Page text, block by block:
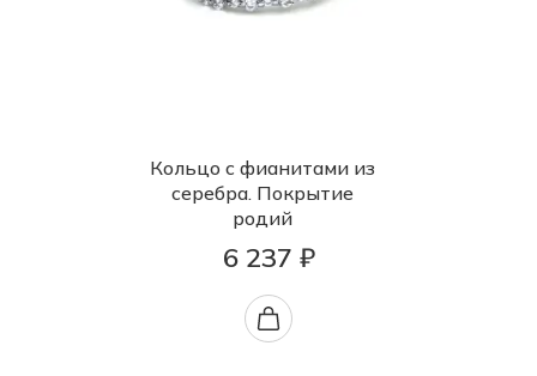
Кольцо с фианитами из
серебра. Покрытие
родий
6 237 ₽